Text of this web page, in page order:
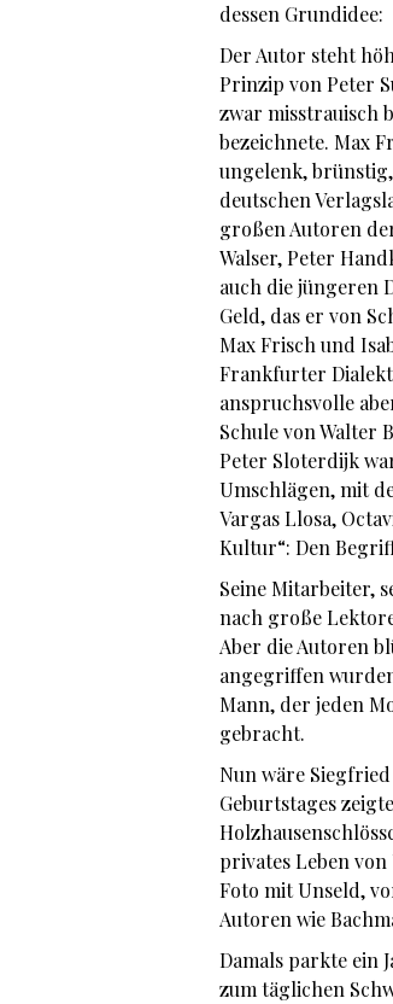
dessen Grundidee:
Der Autor steht
Prinzip von Peter
zwar misstrauisch
bezeichnete. Max
ungelenk,
deutschen
großen Autoren
Walser, Peter
auch die jüngeren
Geld, das er von
Max Frisch und
Frankfurter
anspruchsvolle
Schule von Walter
Peter Sloterdijk
Umschlägen, mit
Vargas Llosa,
Kultur“: Den
Seine Mitarbeiter,
nach große
Aber die Autoren
angegriffen
Mann, der jeden
gebracht.
Nun wäre
Geburtstages
privates Leben
Foto mit Unseld,
Autoren wie
Damals parkte ein
zum täglichen